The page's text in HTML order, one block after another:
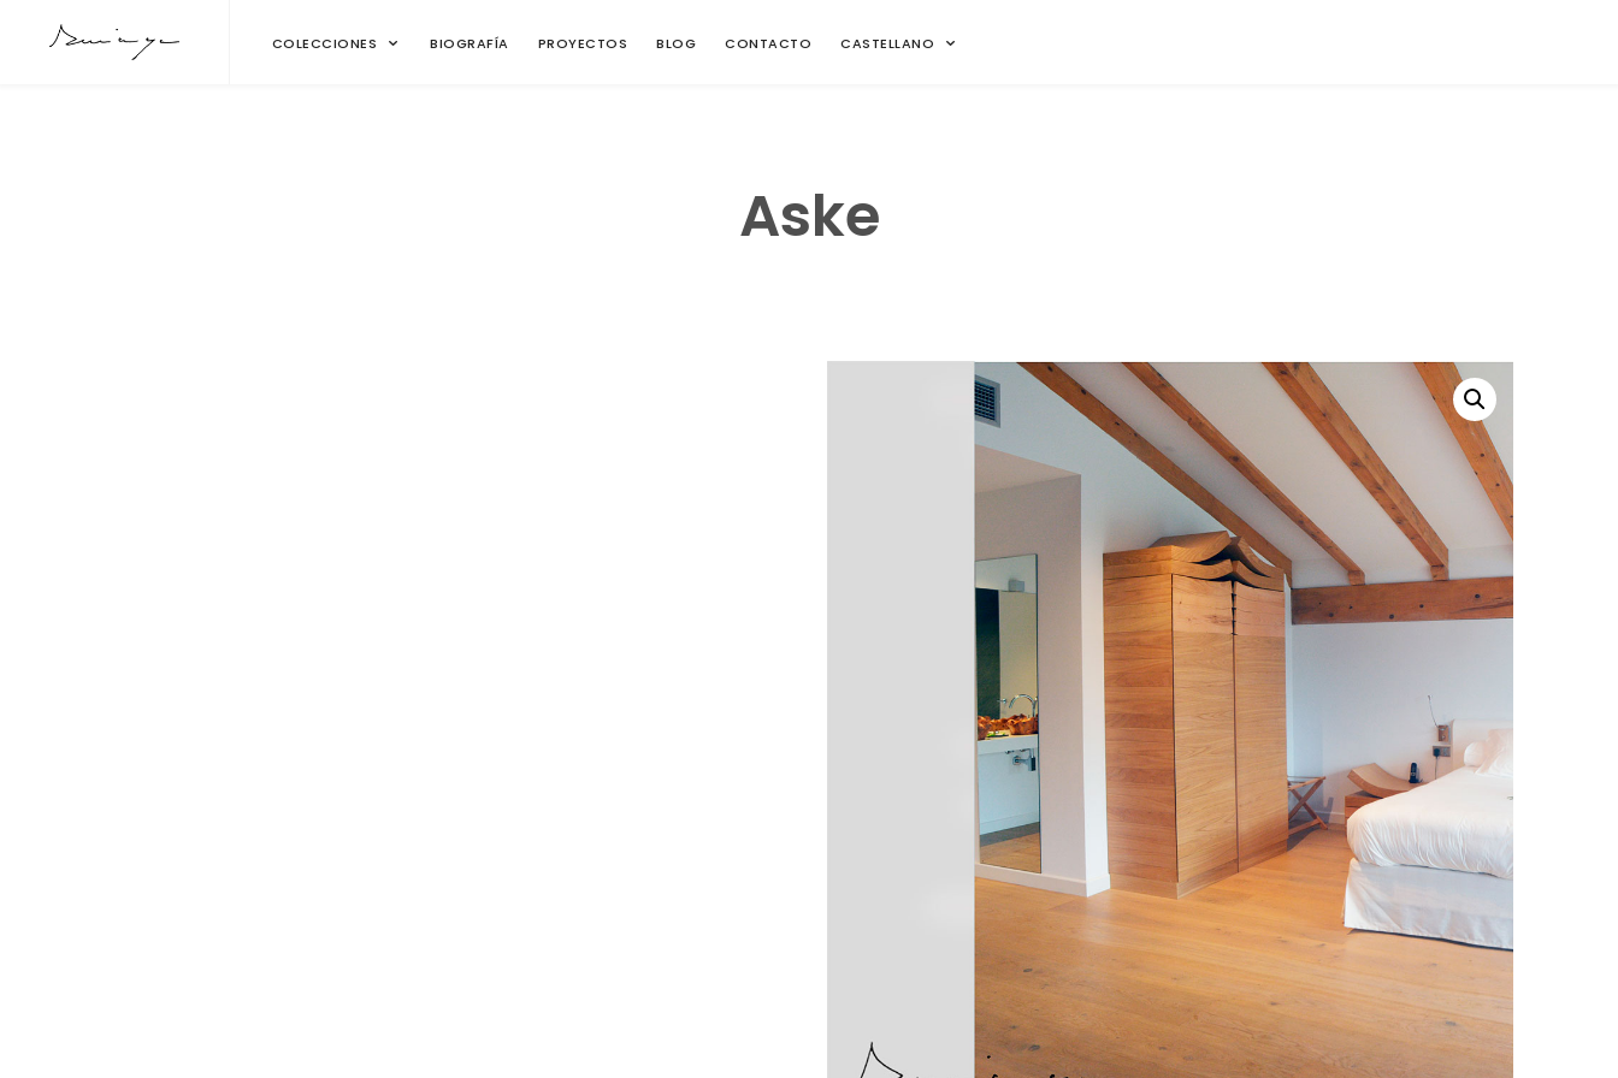
COLECCIONES BIOGRAFÍA PROYECTOS BLOG CONTACTO CASTELLANO
Aske